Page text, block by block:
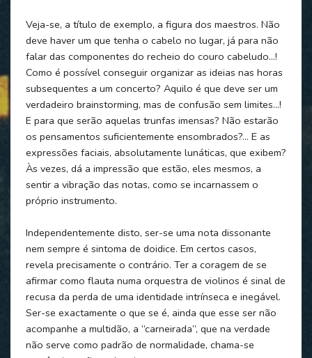
Veja-se, a título de exemplo, a figura dos maestros. Não
deve haver um que tenha o cabelo no lugar, já para não
falar das componentes do recheio do couro cabeludo…!
Como é possível conseguir organizar as ideias nas horas
subsequentes a um concerto? Aquilo é que deve ser um
verdadeiro brainstorming, mas de confusão sem limites…!
E para que serão aquelas trunfas imensas? Não estarão
os pensamentos suficientemente ensombrados?... E as
expressões faciais, absolutamente lunáticas, que exibem?
Às vezes, dá a impressão que estão, eles mesmos, a
sentir a vibração das notas, como se incarnassem o
próprio instrumento.
Independentemente disto, ser-se uma nota dissonante
nem sempre é sintoma de doidice. Em certos casos,
revela precisamente o contrário. Ter a coragem de se
afirmar como flauta numa orquestra de violinos é sinal de
recusa da perda de uma identidade intrínseca e inegável.
Ser-se exactamente o que se é, ainda que esse ser não
acompanhe a multidão, a “carneirada”, que na verdade
não serve como padrão de normalidade, chama-se